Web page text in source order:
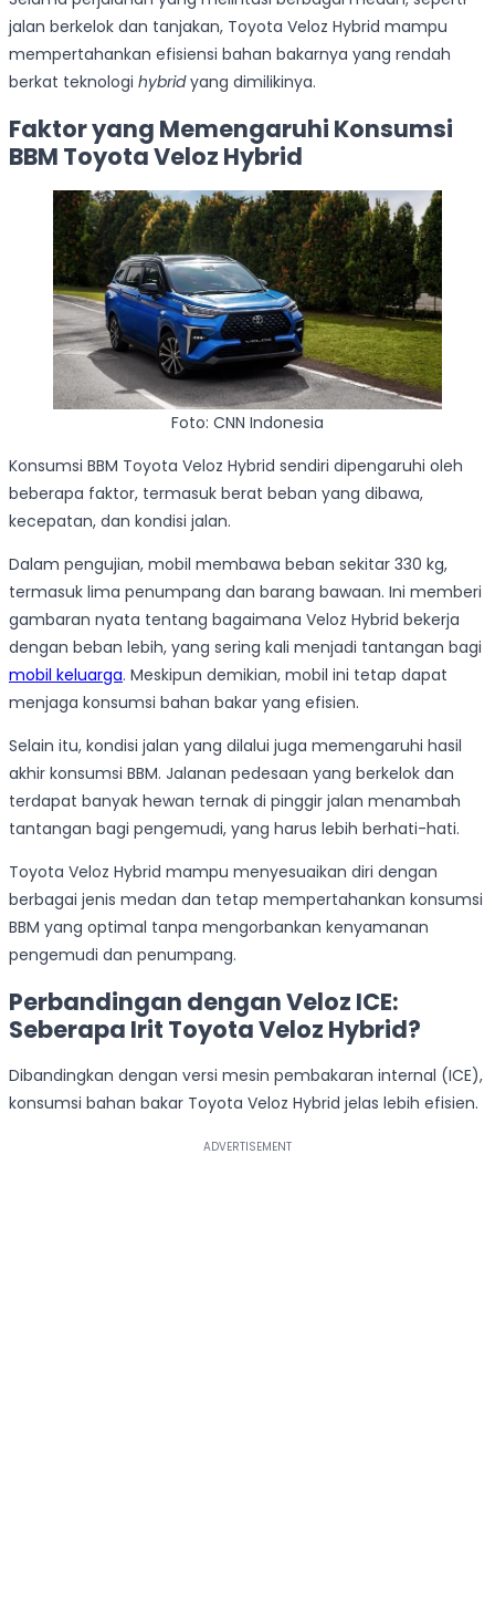
jalan berkelok dan tanjakan, Toyota Veloz Hybrid mampu
mempertahankan efisiensi bahan bakarnya yang rendah
berkat teknologi hybridyang dimilikinya.
Faktor yang Memengaruhi Konsumsi
BBM Toyota Veloz Hybrid
Foto: CNN Indonesia
Konsumsi BBM Toyota Veloz Hybrid sendiri dipengaruhi oleh
beberapa faktor, termasuk berat beban yang dibawa,
kecepatan, dan kondisi jalan.
Dalam pengujian, mobil membawa beban sekitar 330 kg,
termasuk lima penumpang dan barang bawaan. Ini memberi
gambaran nyata tentang bagaimana Veloz Hybrid bekerja
dengan beban lebih, yang sering kali menjadi tantangan bagi
mobil keluarga. Meskipun demikian, mobil ini tetap dapat
menjaga konsumsi bahan bakar yang efisien.
Selain itu, kondisi jalan yang dilalui juga memengaruhi hasil
akhir konsumsi BBM. Jalanan pedesaan yang berkelok dan
terdapat banyak hewan ternak di pinggir jalan menambah
tantangan bagi pengemudi, yang harus lebih berhati-hati.
Toyota Veloz Hybrid mampu menyesuaikan diri dengan
berbagai jenis medan dan tetap mempertahankan konsumsi
BBM yang optimal tanpa mengorbankan kenyamanan
pengemudi dan penumpang.
Perbandingan dengan Veloz ICE:
Seberapa Irit Toyota Veloz Hybrid?
Dibandingkan dengan versi mesin pembakaran internal (ICE),
konsumsi bahan bakar Toyota Veloz Hybrid jelas lebih efisien.